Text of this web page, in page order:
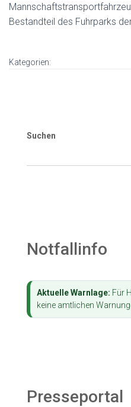
Bestandteil des Fuhrparks
Kategorien:
Suchen
Notfallinfo
Aktuelle Warnlage: Für
keine amtlichen
Presseportal